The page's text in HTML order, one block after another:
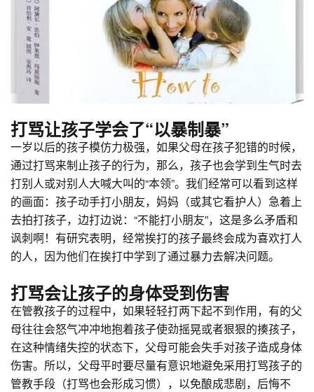
打骂让孩子学会了“以暴制暴”
一岁以后的孩子模仿力极强，如果父母在孩子犯错的时候，
通过打骂来制止孩子的行为，那么，孩子也会学到生气时去
打别人或对别人大喊大叫的“本领”。我们经常可以看到这样
的画面：孩子动手打小朋友，妈妈（或其它看护人）急着上
去拍打孩子，边打边说：“不能打小朋友”，这是多么矛盾和
讽刺啊！有研究表明，经常挨打的孩子最终会成为喜欢打人
的人，因为他们在挨打中学到了通过暴力去解决问题。
打骂会让孩子的身体受到伤害
在管教孩子的过程中，如果轻轻打两下起不到作用，有的父
母往往会怒气冲冲地抱着孩子使劲摇晃或者狠狠的揍孩子，
在这种情绪失控的状态下，父母可能会失手对孩子造成身体
伤害。所以，父母平时要尽量有意识地避免采用打骂孩子的
管教手段（打骂也会形成习惯），以免酿成悲剧，后悔不